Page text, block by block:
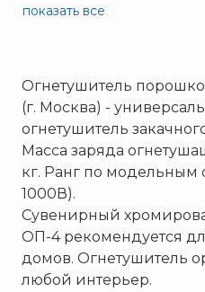
Пожнанотех
Ратоборец
РИФ
Риэлта
РУБЕЖ
Русинтэк
Сalisia Vulcan
Сибирский Арсенал
Спектрон НПО
показать все
Огнетушитель
(г. Москва) -
огнетушитель
Масса заряда
кг. Ранг по модельным
1000В).
Сувенирный
ОП-4 рекомендуется
домов. Огнетушитель
любой интерьер.